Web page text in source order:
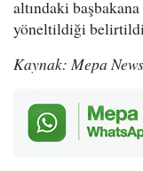
altındaki
yöneltildiği
Kaynak: Mepa News